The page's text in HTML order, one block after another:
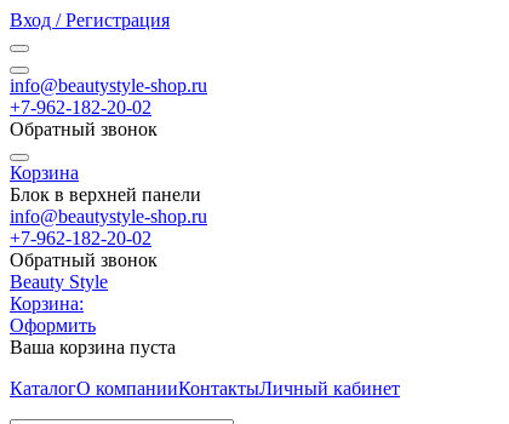
Вход / Регистрация
info@beautystyle-shop.ru
+7-962-182-20-02
Обратный звонок
Корзина
Блок в верхней панели
info@beautystyle-shop.ru
+7-962-182-20-02
Обратный звонок
Beauty Style
Корзина:
Оформить
Ваша корзина пуста
КаталогО компанииКонтактыЛичный кабинет